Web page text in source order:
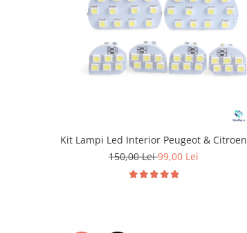
Kit Lampi Led Interior Peugeot & Citroen
150,00 Lei99,00 Lei